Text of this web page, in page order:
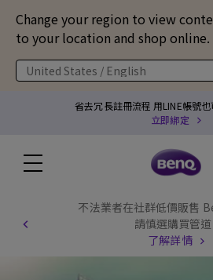
Change your region to view
to your location and shop online.
United States / English
省去冗長註冊流程 用LINE帳號
立即綁定
不法業者在社群低價販售
請慎選購買管道
了解詳情